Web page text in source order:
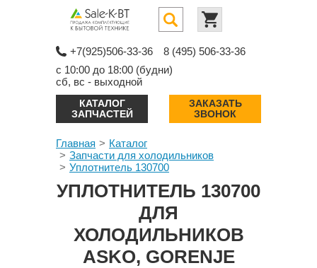
+7(925)506-33-36
8 (495) 506-33-36
с 10:00 до 18:00 (будни)
сб, вс - выходной
КАТАЛОГ
ЗАПЧАСТЕЙ
ЗАКАЗАТЬ
ЗВОНОК
Главная
Каталог
Запчасти для холодильников
Уплотнитель 130700
УПЛОТНИТЕЛЬ 130700
ДЛЯ
ХОЛОДИЛЬНИКОВ
ASKO, GORENJE